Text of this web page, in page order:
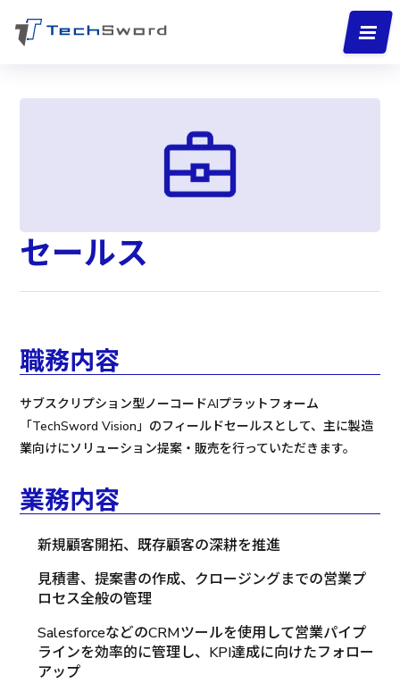
セールス
職務内容
サブスクリプション型ノーコードAIプラットフォーム
「TechSword Vision」のフィールドセールスとして、主に製造
業向けにソリューション提案・販売を行っていただきます。
業務内容
新規顧客開拓、既存顧客の深耕を推進
見積書、提案書の作成、クロージングまでの営業プ
ロセス全般の管理
SalesforceなどのCRMツールを使用して営業パイプ
ラインを効率的に管理し、KPI達成に向けたフォロー
アップ